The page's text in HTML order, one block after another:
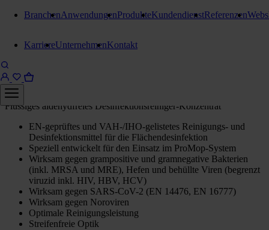
BranchenAnwendungenProdukteKundendienstReferenzen
KarriereUnternehmenKontakt
Kiehl ProMop-Des AF-K
10 Liter Kanister
Flüssiges aldehydfreies Desinfektionsreiniger-Konzentrat
EN-geprüftes und VAH-/IHO-gelistetes Reinigungs- und
Desinfektionsmittel für die Flächendesinfektion
Speziell entwickelt für den Einsatz im ProMop-System
Wirksam gegen grampositive und gramnegative Bakterien
(inkl. MRSA und MRE), Hefen und behüllte Viren (begrenzt
viruzid inkl. HIV, HBV, HCV)
Wirksam gegen SARS-CoV-2 (EN 14476, EN 16777)
Wirksam gegen Noroviren
Optimale Reinigungsleistung
Streifenfreie Optik